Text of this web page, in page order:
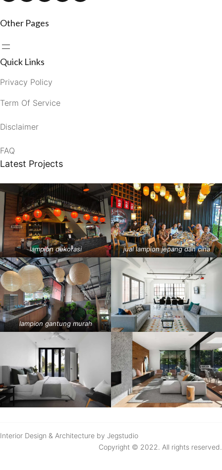
Other Pages
Quick Links
Privacy Policy
Term Of Service
Disclaimer
FAQ
Latest Projects
lampion dekorasi jual lampion jepang dan cina
lampion gantung murah
Interior Design & Architecture by Jegstudio
Copyright © 2022. All rights reserved.